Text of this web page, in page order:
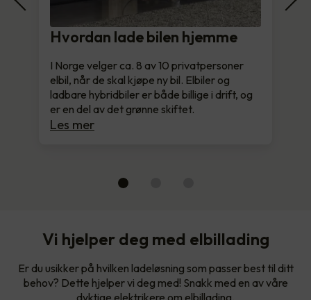
Hvordan lade bilen hjemme
I Norge velger ca. 8 av 10 privatpersoner
elbil, når de skal kjøpe ny bil. Elbiler og
ladbare hybridbiler er både billige i drift, og
er en del av det grønne skiftet.
Les mer
Vi hjelper deg med elbillading
Er du usikker på hvilken ladeløsning som passer best til ditt
behov? Dette hjelper vi deg med! Snakk med en av våre
dyktige elektrikere om elbillading.